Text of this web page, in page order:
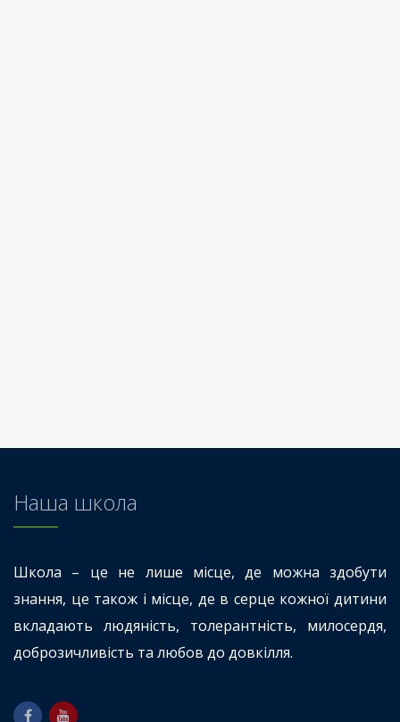
Наша школа
Школа – це не лише місце, де можна здобути
знання, це також і місце, де в серце кожної дитини
вкладають людяність, толерантність, милосердя,
доброзичливість та любов до довкілля.